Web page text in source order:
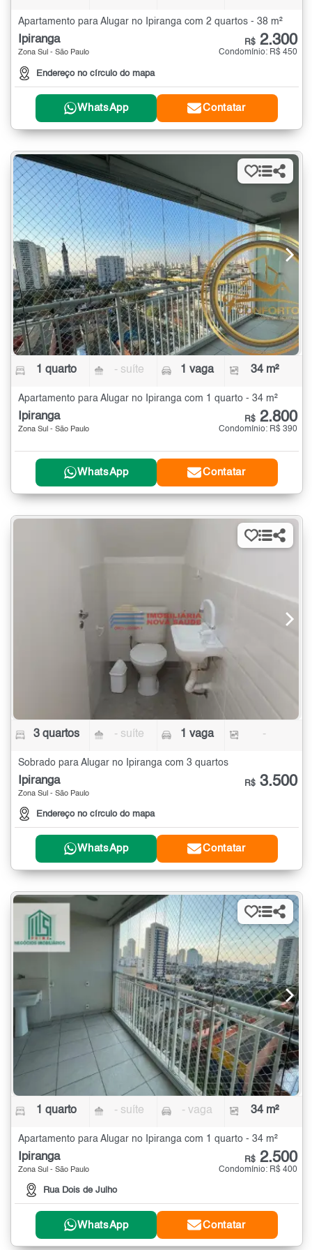
Apartamento para Alugar no Ipiranga com 2 quartos - 38 m²
Ipiranga
Zona Sul - São Paulo
Endereço no círculo do mapa
R$ 2.300
Condomínio: R$ 450
WhatsApp Contatar
1 quarto - suíte 1 vaga 34 m²
Apartamento para Alugar no Ipiranga com 1 quarto - 34 m²
Ipiranga
Zona Sul - São Paulo
R$ 2.800
Condomínio: R$ 390
WhatsApp Contatar
3 quartos - suíte 1 vaga -
Sobrado para Alugar no Ipiranga com 3 quartos
Ipiranga
Zona Sul - São Paulo
Endereço no círculo do mapa
R$ 3.500
WhatsApp Contatar
1 quarto - suíte - vaga 34 m²
Apartamento para Alugar no Ipiranga com 1 quarto - 34 m²
Ipiranga
Zona Sul - São Paulo
Rua Dois de Julho
R$ 2.500
Condomínio: R$ 400
WhatsApp Contatar